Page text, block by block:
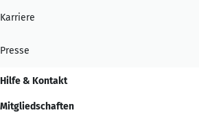
Karriere
Presse
Hilfe & Kontakt
Mitgliedschaften